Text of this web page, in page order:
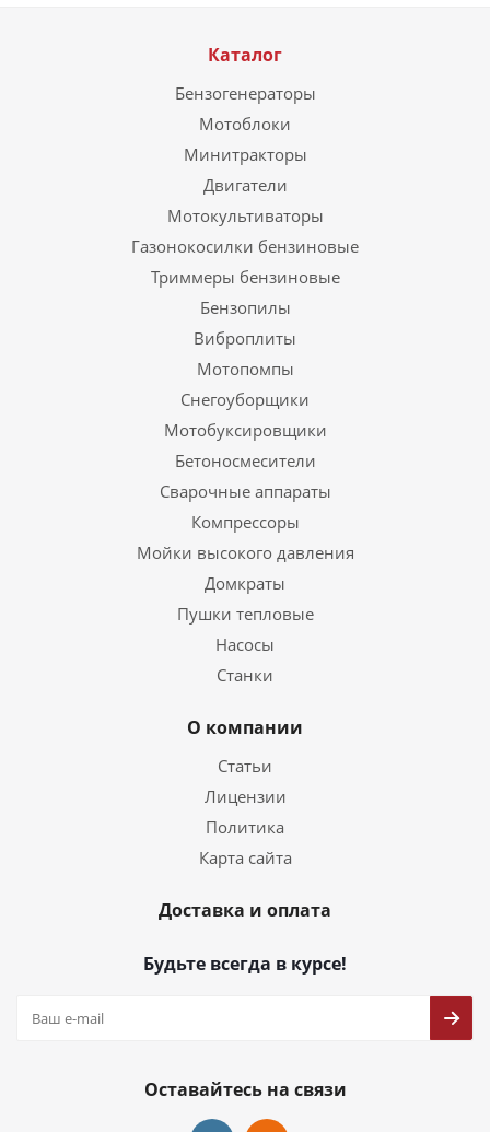
Каталог
Бензогенераторы
Мотоблоки
Минитракторы
Двигатели
Мотокультиваторы
Газонокосилки бензиновые
Триммеры бензиновые
Бензопилы
Виброплиты
Мотопомпы
Снегоуборщики
Мотобуксировщики
Бетоносмесители
Сварочные аппараты
Компрессоры
Мойки высокого давления
Домкраты
Пушки тепловые
Насосы
Станки
О компании
Статьи
Лицензии
Политика
Карта сайта
Доставка и оплата
Будьте всегда в курсе!
Оставайтесь на связи